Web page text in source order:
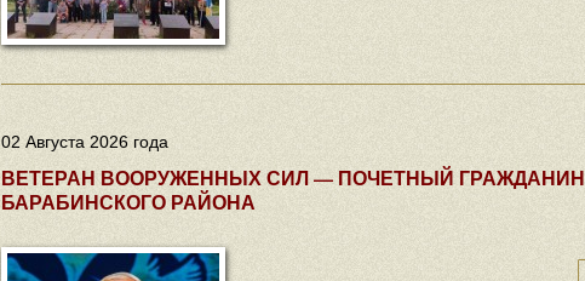
02 Августа 2026 года
ВЕТЕРАН ВООРУЖЕННЫХ СИЛ — ПОЧЕТНЫЙ ГРАЖДАНИН
БАРАБИНСКОГО РАЙОНА